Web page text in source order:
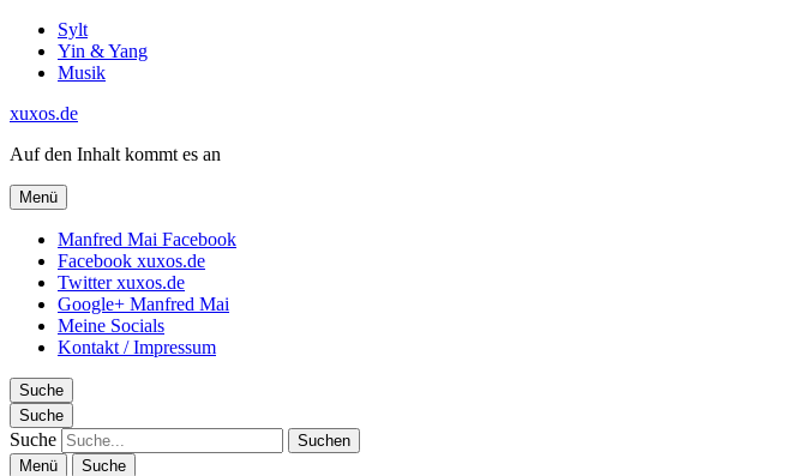
Sylt
Yin & Yang
Musik
xuxos.de
Auf den Inhalt kommt es an
Menü
Manfred Mai Facebook
Facebook xuxos.de
Twitter xuxos.de
Google+ Manfred Mai
Meine Socials
Kontakt / Impressum
Suche
Suche
Suche
Menü Suche